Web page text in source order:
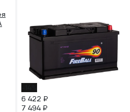
6 422 ₽
7 494 ₽